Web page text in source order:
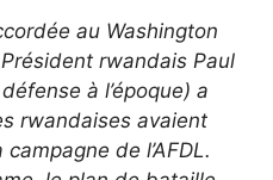
au Washington
rwandais Paul
à l’époque) a
rwandaises avaient
de l’AFDL.